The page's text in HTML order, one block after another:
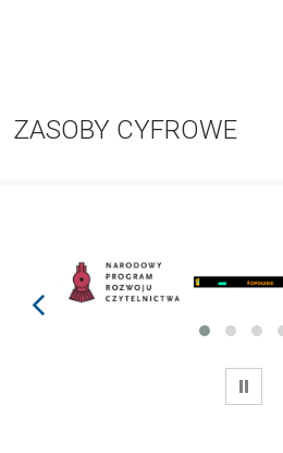
ZASOBY CYFROWE
prev
WSTRZYMAJ